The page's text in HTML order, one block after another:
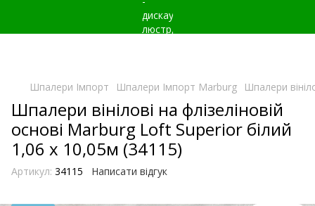
Шпалери Імпорт Шпалери Імпорт Marburg Шпалери
Шпалери вінілові на флізеліновій
основі Marburg Loft Superior білий
1,06 х 10,05м (34115)
Артикул: 34115 Написати відгук